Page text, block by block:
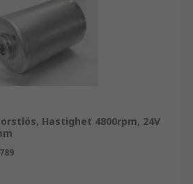
Hastighet 4800rpm, 24V